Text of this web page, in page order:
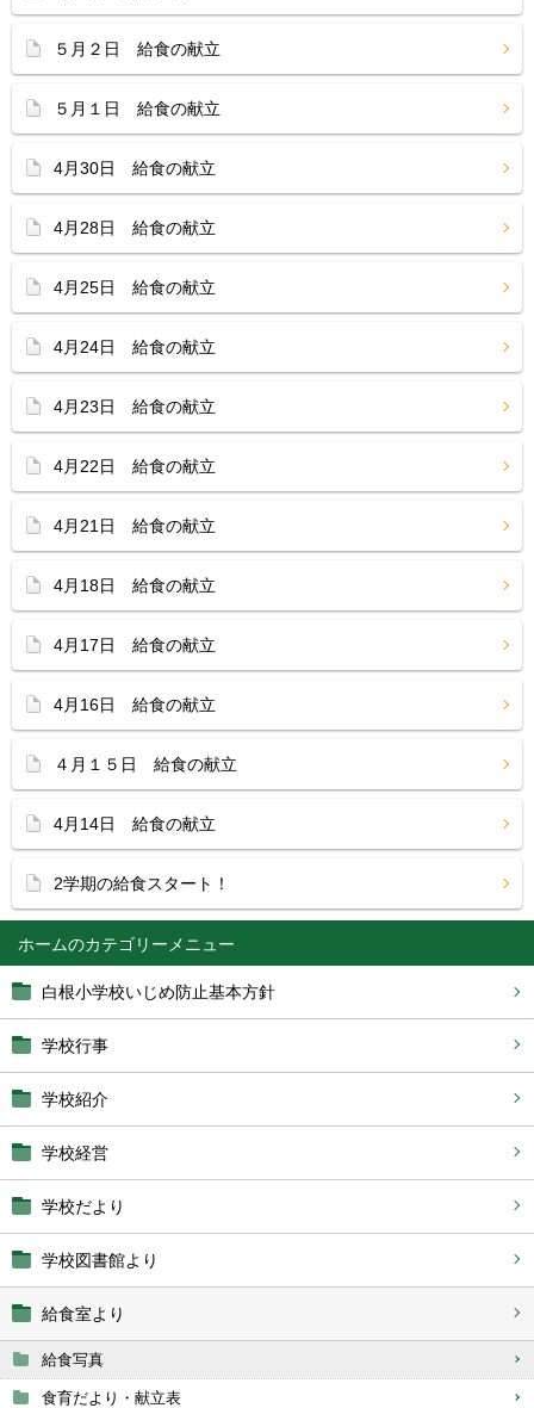
ホーム
白根小学校いじめ防止基本方針
学校行事
学校紹介
学校経営
学校だより
学校図書館より
給食室より
給食写真
食育だより・献立表
５月２日 給食の献立
５月１日 給食の献立
4月30日 給食の献立
4月28日 給食の献立
4月25日 給食の献立
4月24日 給食の献立
4月23日 給食の献立
4月22日 給食の献立
4月21日 給食の献立
4月18日 給食の献立
4月17日 給食の献立
4月16日 給食の献立
４月１５日 給食の献立
4月14日 給食の献立
2学期の給食スタート！